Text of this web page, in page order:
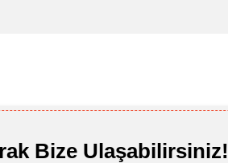
Bize Ulaşabilirsiniz!